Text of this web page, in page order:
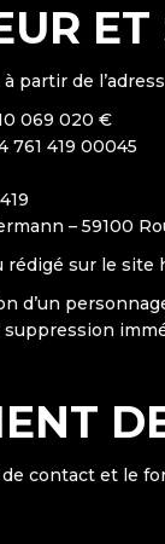
partir de
069 020 €
761 419 00045
– 59100
sur le site
d’un
contact et le